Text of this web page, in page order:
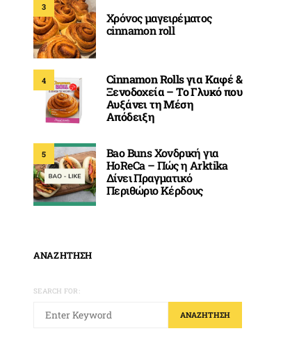
3
Χρόνος μαγειρέματος
cinnamon roll
4
Cinnamon Rolls για Καφέ &
Ξενοδοχεία – Το Γλυκό που
Αυξάνει τη Μέση
Απόδειξη
5
Bao Buns Χονδρική για
HoReCa – Πώς η Arktika
Δίνει Πραγματικό
Περιθώριο Κέρδους
ΑΝΑΖΗΤΗΣΗ
SEARCH FOR:
ΑΝΑΖΉΤΗΣΗ